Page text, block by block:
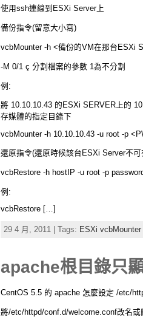
使用ssh連線到ESXi Server上
備份指令(留意大小寫)
vcbMounter -h <備份的VM在那台ESXi
-M 0/1 ç 分割檔案的參數 1為不分割
例:
將 10.10.10.43 的ESXi SERVER上的
存媒體的指定目錄下
vcbMounter -h 10.10.10.43 -u root -p
還原指令(還原時候該台ESXi Server不
vcbRestore -h hostIP -u root -p
例:
vcbRestore […]
29 4 月, 2011 | Tags: ESXi
apache根目錄只
CentOS 5.5 的 apache 怎麼設定 /etc/
將/etc/httpd/conf.d/welcome.conf改名或